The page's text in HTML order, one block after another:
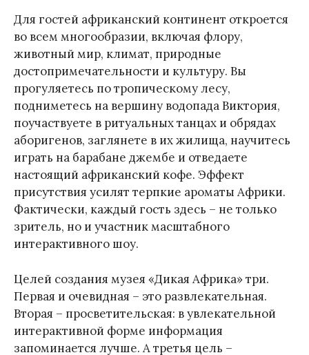
Для гостей африканский континент откроется
во всем многообразии, включая флору,
животный мир, климат, природные
достопримечательности и культуру. Вы
прогуляетесь по тропическому лесу,
подниметесь на вершину водопада Виктория,
поучаствуете в ритуальных танцах и обрядах
аборигенов, заглянете в их жилища, научитесь
играть на барабане джембе и отведаете
настоящий африканский кофе. Эффект
присутствия усилят терпкие ароматы Африки.
Фактически, каждый гость здесь – не только
зритель, но и участник масштабного
интерактивного шоу.
Целей создания музея «Дикая Африка» три.
Первая и очевидная – это развлекательная.
Вторая – просветительская: в увлекательной
интерактивной форме информация
запоминается лучше. А третья цель –